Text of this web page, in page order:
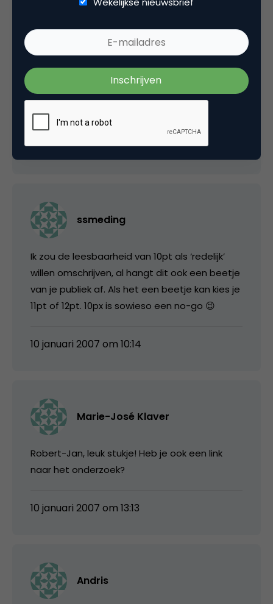
Laurens T
Nee hoor, volgens mij hebben we dat beide
10 januari 2007 om 10:01
ssmeding
Ik zou de leesbaarheid van 10pt als ‘redelijk’
willen omschrijven, al hangt dit ook een beetje
van je publiek af. Als het een beetje kan kies je
11pt of 12pt. 10px is sowieso een no-go 😉
10 januari 2007 om 10:14
Marie-José Klaver
Robert-Jan, leuk stukje! Heb je ook een link
naar het onderzoek?
10 januari 2007 om 13:13
Andris